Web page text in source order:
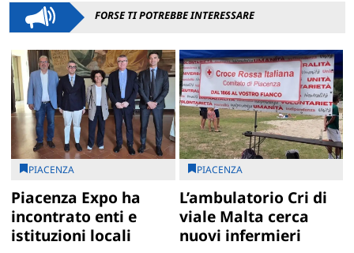
FORSE TI POTREBBE INTERESSARE
PIACENZA
Piacenza Expo ha
incontrato enti e
istituzioni locali
PIACENZA
L’ambulatorio Cri di
viale Malta cerca
nuovi infermieri